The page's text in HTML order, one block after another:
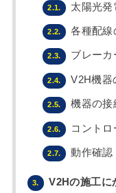
2.1. 太陽光発
2.2. 各種配線
2.3. ブレーカ
2.4. V2H機器
2.5. 機器の接
2.6. コント
2.7. 動作確認
3. V2Hの施工に